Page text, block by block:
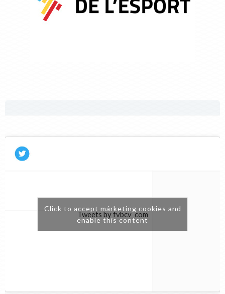
Tweets by fvbcv_com
Click to accept márketing cookies and
enable this content